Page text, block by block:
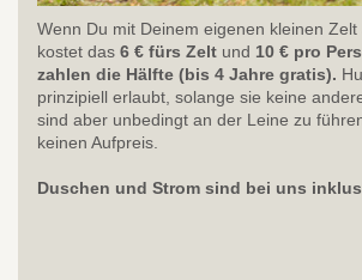
Wenn Du mit Deinem eigenen kleinen Zelt
kostet das 6 € fürs Zelt und 10 € pro
zahlen die Hälfte (bis 4 Jahre gratis).
prinzipiell erlaubt, solange sie keine
sind aber unbedingt an der Leine zu
keinen Aufpreis.
Duschen und Strom sind bei uns